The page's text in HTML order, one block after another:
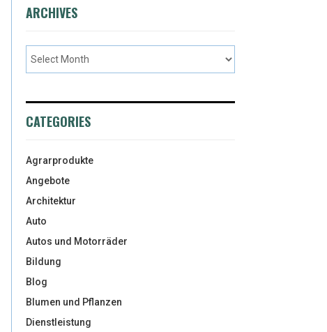
ARCHIVES
CATEGORIES
Agrarprodukte
Angebote
Architektur
Auto
Autos und Motorräder
Bildung
Blog
Blumen und Pflanzen
Dienstleistung